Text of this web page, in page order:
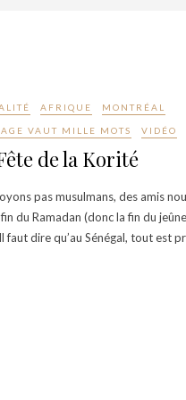
AFRIQUE MONTRÉAL
VAUT MILLE MOTS VIDÉO
de la Korité
pas musulmans, des amis
du Ramadan (donc la fin du
faut dire qu’au Sénégal, tout est